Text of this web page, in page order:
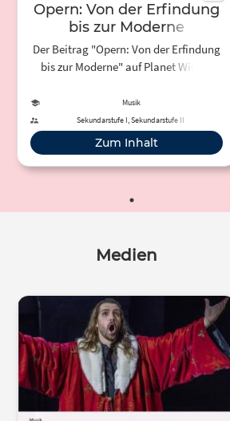
Opern: Von der Erfindung
bis zur Moderne
Der Beitrag "Opern: Von der Erfindung
bis zur Moderne" auf Planet Wissen
Geschichte der Oper von ihrer
Erfindung in der Renaissance bis zur
Gegenwart.
Musik
Sekundarstufe I, Sekundarstufe II
Zum Inhalt
Medien